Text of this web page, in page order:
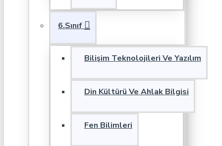
6.Sınıf
Bilişim Teknolojileri Ve Yazılım
Din Kültürü Ve Ahlak Bilgisi
Fen Bilimleri